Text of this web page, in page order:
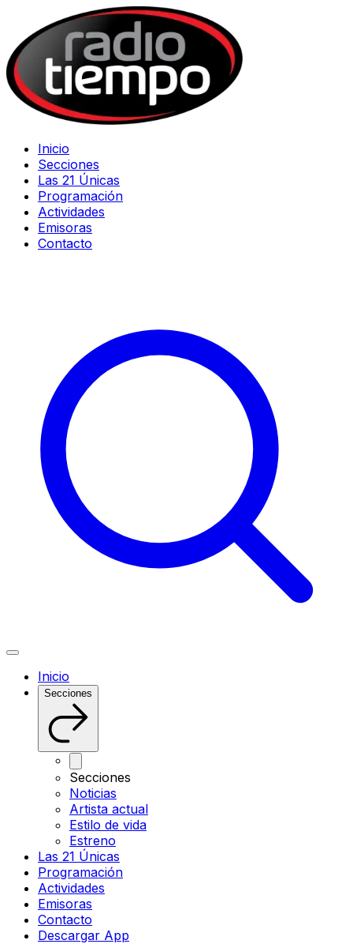
Inicio
Secciones
Las 21 Únicas
Programación
Actividades
Emisoras
Contacto
Inicio
Secciones
Secciones
Noticias
Artista actual
Estilo de vida
Estreno
Las 21 Únicas
Programación
Actividades
Emisoras
Contacto
Descargar App